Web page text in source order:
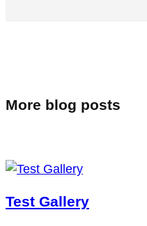
More blog posts
Test Gallery